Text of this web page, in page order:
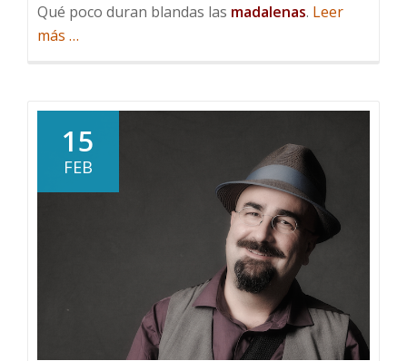
Qué poco duran blandas las madalenas. Leer
más acerca
que
se
enfríe
…
15
FEB